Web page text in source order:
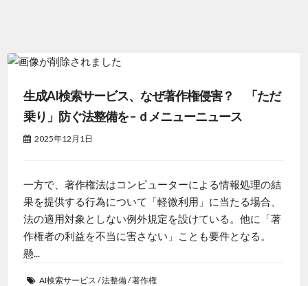
生成AI検索サービス、なぜ著作権侵害？ 「ただ
乗り」防ぐ法整備を – ｄメニューニュース
2025年12月1日
一方で、著作権法はコンピューターによる情報処理の結
果を提供する行為について「軽微利用」に当たる場合、
法の適用対象としない例外規定を設けている。他に「著
作権者の利益を不当に害さない」ことも要件となる。
懸...
AI検索サービス /法整備/著作権